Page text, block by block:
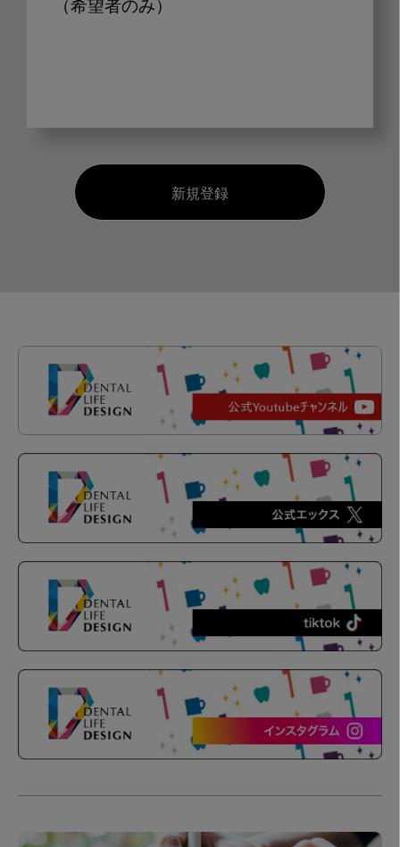
（希望者のみ）
新規登録